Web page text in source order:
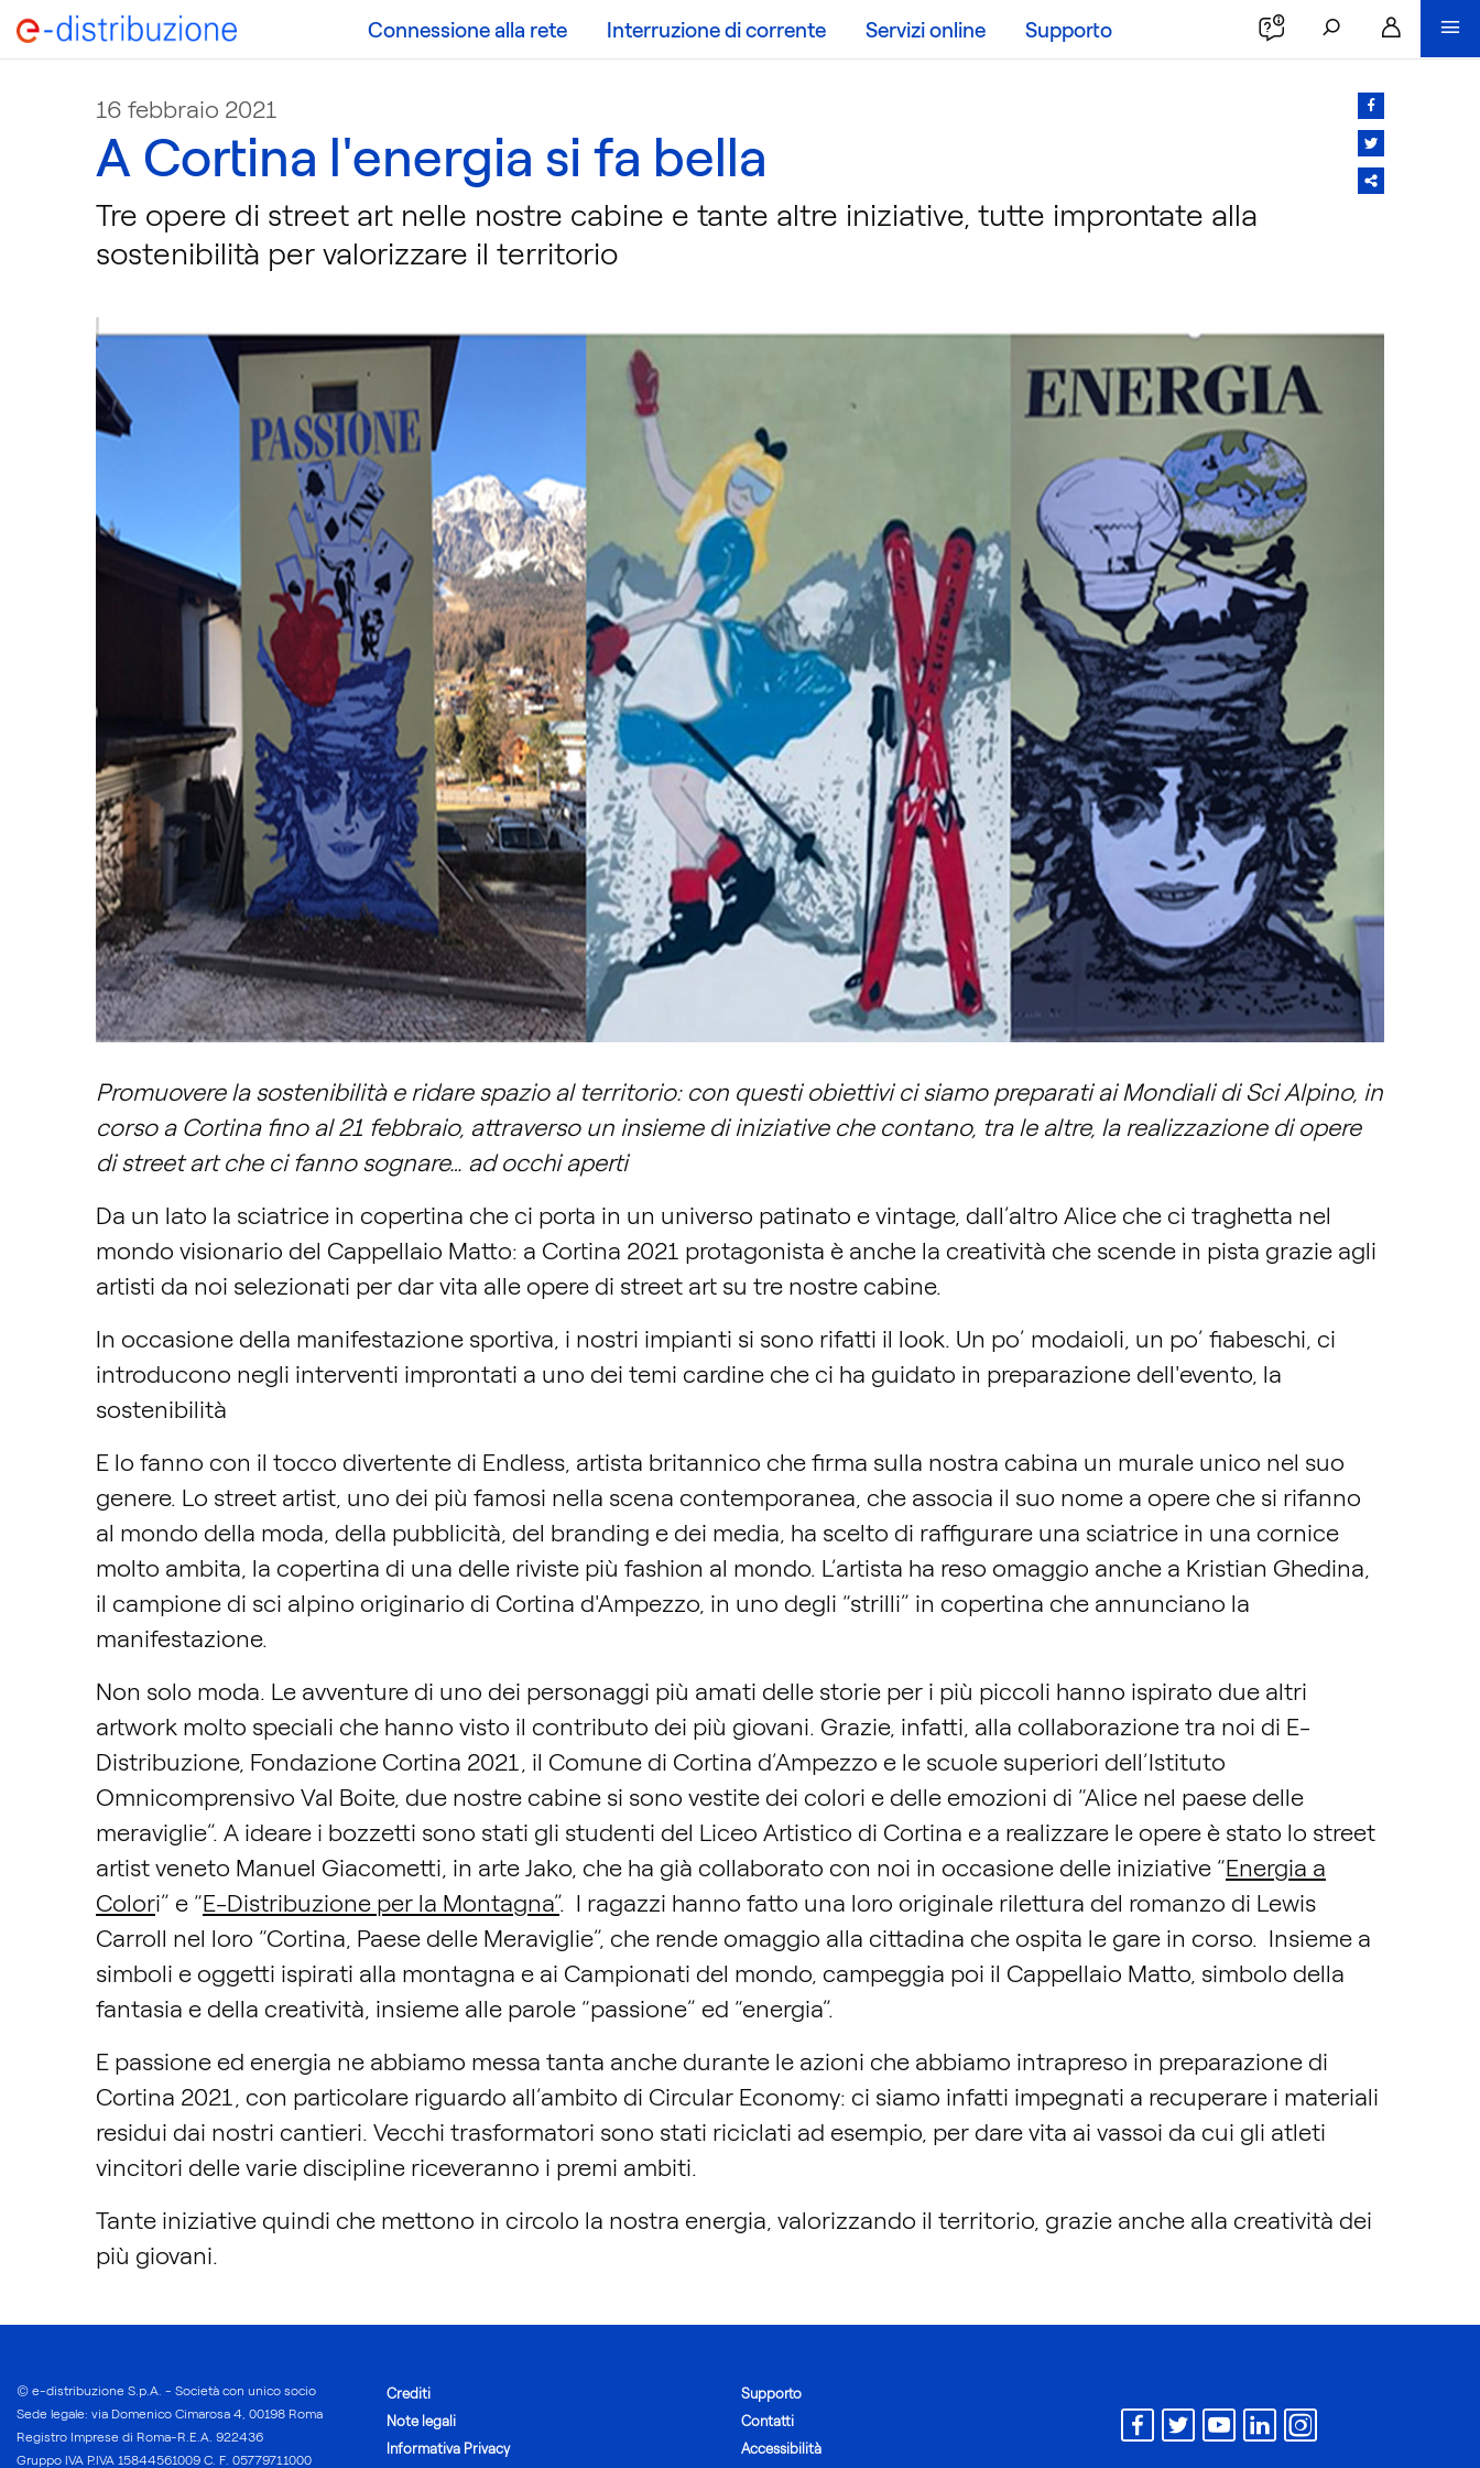
Connessione alla rete Interruzione di corrente Servizi online Supporto
16 febbraio 2021
A Cortina l'energia si fa bella
Tre opere di street art nelle nostre cabine e tante altre iniziative, tutte improntate alla
sostenibilità per valorizzare il territorio
Promuovere la sostenibilità e ridare spazio al territorio: con questi obiettivi ci siamo preparati ai Mondiali di Sci Alpino, in
corso a Cortina fino al 21 febbraio, attraverso un insieme di iniziative che contano, tra le altre, la realizzazione di opere
di street art che ci fanno sognare… ad occhi aperti
Da un lato la sciatrice in copertina che ci porta in un universo patinato e vintage, dall’altro Alice che ci traghetta nel
mondo visionario del Cappellaio Matto: a Cortina 2021 protagonista è anche la creatività che scende in pista grazie agli
artisti da noi selezionati per dar vita alle opere di street art su tre nostre cabine.
In occasione della manifestazione sportiva, i nostri impianti si sono rifatti il look. Un po’ modaioli, un po’ fiabeschi, ci
introducono negli interventi improntati a uno dei temi cardine che ci ha guidato in preparazione dell'evento, la
sostenibilità
E lo fanno con il tocco divertente di Endless, artista britannico che firma sulla nostra cabina un murale unico nel suo
genere. Lo street artist, uno dei più famosi nella scena contemporanea, che associa il suo nome a opere che si rifanno
al mondo della moda, della pubblicità, del branding e dei media, ha scelto di raffigurare una sciatrice in una cornice
molto ambita, la copertina di una delle riviste più fashion al mondo. L’artista ha reso omaggio anche a Kristian Ghedina,
il campione di sci alpino originario di Cortina d'Ampezzo, in uno degli “strilli” in copertina che annunciano la
manifestazione.
Non solo moda. Le avventure di uno dei personaggi più amati delle storie per i più piccoli hanno ispirato due altri
artwork molto speciali che hanno visto il contributo dei più giovani. Grazie, infatti, alla collaborazione tra noi di E-
Distribuzione, Fondazione Cortina 2021, il Comune di Cortina d’Ampezzo e le scuole superiori dell’Istituto
Omnicomprensivo Val Boite, due nostre cabine si sono vestite dei colori e delle emozioni di “Alice nel paese delle
meraviglie”. A ideare i bozzetti sono stati gli studenti del Liceo Artistico di Cortina e a realizzare le opere è stato lo street
artist veneto Manuel Giacometti, in arte Jako, che ha già collaborato con noi in occasione delle iniziative “Energia a
Colori” e “E-Distribuzione per la Montagna”. I ragazzi hanno fatto una loro originale rilettura del romanzo di Lewis
Carroll nel loro “Cortina, Paese delle Meraviglie”, che rende omaggio alla cittadina che ospita le gare in corso. Insieme a
simboli e oggetti ispirati alla montagna e ai Campionati del mondo, campeggia poi il Cappellaio Matto, simbolo della
fantasia e della creatività, insieme alle parole “passione” ed “energia”.
E passione ed energia ne abbiamo messa tanta anche durante le azioni che abbiamo intrapreso in preparazione di
Cortina 2021, con particolare riguardo all’ambito di Circular Economy: ci siamo infatti impegnati a recuperare i materiali
residui dai nostri cantieri. Vecchi trasformatori sono stati riciclati ad esempio, per dare vita ai vassoi da cui gli atleti
vincitori delle varie discipline riceveranno i premi ambiti.
Tante iniziative quindi che mettono in circolo la nostra energia, valorizzando il territorio, grazie anche alla creatività dei
più giovani.
© e-distribuzione S.p.A. - Società con unico socio
Sede legale: via Domenico Cimarosa 4, 00198 Roma
Registro Imprese di Roma-R.E.A. 922436
Gruppo IVA P.IVA 15844561009 C. F. 05779711000
Crediti
Note legali
Informativa Privacy
Supporto
Contatti
Accessibilità